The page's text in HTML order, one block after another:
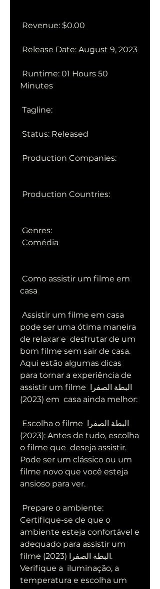
Revenue: $0.00
Release Date: August 9, 2023
Minutes
Tagline:
Status: Released
Production Companies:
Production Countries:
Genres:
Comédia
casa
pode ser uma ótima maneira
de relaxar e  desfrutar de um
bom filme sem sair de casa.
Aqui estão algumas dicas
para tornar a experiência de
assistir um filme البطة الصفرا
(2023) em  casa ainda melhor:
(2023): Antes de tudo, escolha
o filme que  deseja assistir.
Pode ser um clássico ou um
filme novo que você esteja
ansioso para ver.
Certifique-se de que o
ambiente esteja confortável e
adequado para assistir um
filme البطة الصفرا (2023).
Verifique a  iluminação, a
temperatura e escolha um